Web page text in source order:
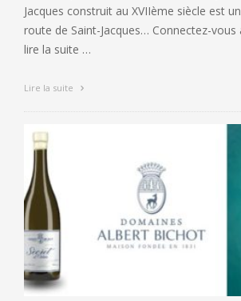
Jacques construit au XVIIème siècle est
route de Saint-Jacques… Connectez-
lire la suite …
Lire la suite